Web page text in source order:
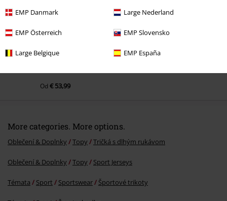
EMP Danmark Large Nederland
EMP Österreich EMP Slovensko
Large Belgique EMP España
Od € 53,99
More categories. More options.
Oblečení & Doplnky Topy Tričká s dlhým rukávom
Oblečení & Doplnky Topy Sport Jerseys
Témata Sport Sportswear Športové trikoty